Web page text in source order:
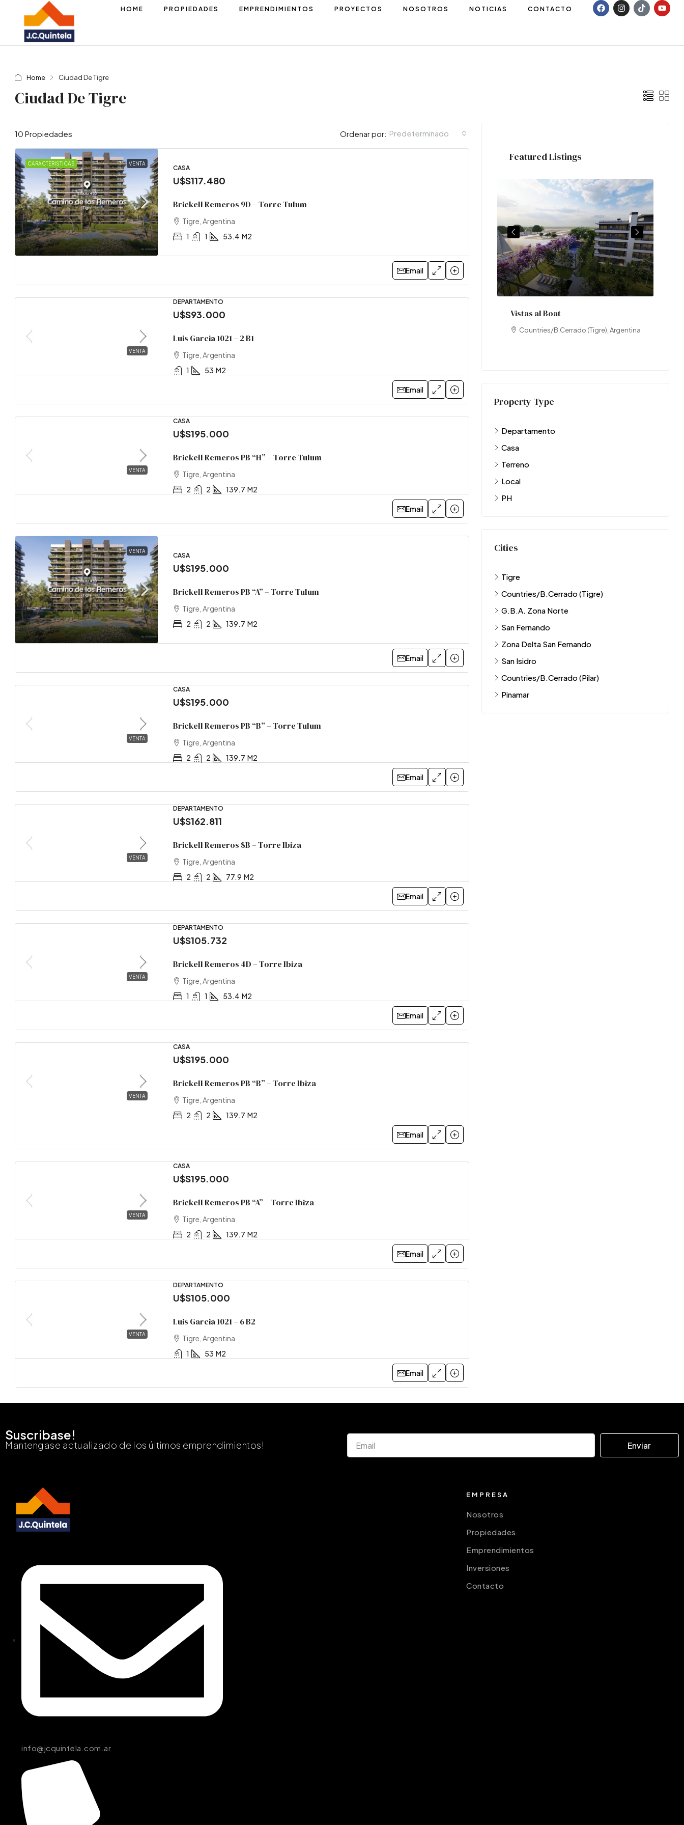
HOME PROPIEDADES EMPRENDIMIENTOS PROYECTOS NOSOTROS NOTICIAS CONTACTO
Home Ciudad De Tigre
Ciudad De Tigre
10 Propiedades Ordenar por: Predeterminado
CARACTERISTICAS VENTA
CASA
U$S117.480
Brickell Remeros 9D – Torre Tulum
Tigre, Argentina
1
1 53.4 M2
Email
VENTA
DEPARTAMENTO
U$S93.000
Luis Garcia 1021 – 2 B1
Tigre, Argentina
1
53 M2
Email
VENTA
CASA
U$S195.000
Brickell Remeros PB “H” – Torre Tulum
Tigre, Argentina
2
2 139.7 M2
Email
VENTA
CASA
U$S195.000
Brickell Remeros PB “A” – Torre Tulum
Tigre, Argentina
2
2 139.7 M2
Email
VENTA
CASA
U$S195.000
Brickell Remeros PB “B” – Torre Tulum
Tigre, Argentina
2
2 139.7 M2
Email
VENTA
DEPARTAMENTO
U$S162.811
Brickell Remeros 8B – Torre Ibiza
Tigre, Argentina
2
2 77.9 M2
Email
VENTA
DEPARTAMENTO
U$S105.732
Brickell Remeros 4D – Torre Ibiza
Tigre, Argentina
1
1 53.4 M2
Email
VENTA
CASA
U$S195.000
Brickell Remeros PB “B” – Torre Ibiza
Tigre, Argentina
2
2 139.7 M2
Email
VENTA
CASA
U$S195.000
Brickell Remeros PB “A” – Torre Ibiza
Tigre, Argentina
2
2 139.7 M2
Email
VENTA
DEPARTAMENTO
U$S105.000
Luis Garcia 1021 – 6 B2
Tigre, Argentina
1
53 M2
Email
Featured Listings
CASA
U$S117.480
Vistas al Boat
Countries/B.Cerrado (Tigre), Argentina
Property Type
Departamento
Casa
Terreno
Local
PH
Cities
Tigre
Countries/B.Cerrado (Tigre)
G.B.A. Zona Norte
San Fernando
Zona Delta San Fernando
San Isidro
Countries/B.Cerrado (Pilar)
Pinamar
Suscribase!
Mantengase actualizado de los últimos emprendimientos! Enviar
info@jcquintela.com.ar
EMPRESA
Nosotros
Propiedades
Emprendimientos
Inversiones
Contacto